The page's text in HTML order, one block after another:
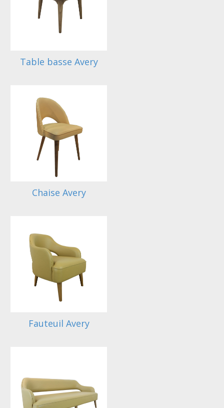
Table basse Avery
Chaise Avery
Fauteuil Avery